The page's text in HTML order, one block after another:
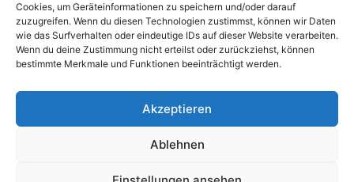
Cookies, um Geräteinformationen zu speichern und/oder darauf
zuzugreifen. Wenn du diesen Technologien zustimmst, können wir Daten
wie das Surfverhalten oder eindeutige IDs auf dieser Website verarbeiten.
Wenn du deine Zustimmung nicht erteilst oder zurückziehst, können
bestimmte Merkmale und Funktionen beeinträchtigt werden.
Akzeptieren
Ablehnen
TENERIFFA
KRETA